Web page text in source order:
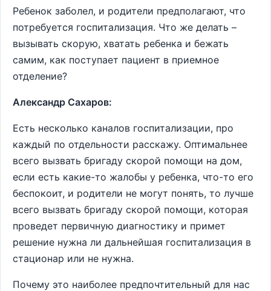
Ребенок заболел, и родители предполагают, что
потребуется госпитализация. Что же делать –
вызывать скорую, хватать ребенка и бежать
самим, как поступает пациент в приемное
отделение?
Александр Сахаров:
Есть несколько каналов госпитализации, про
каждый по отдельности расскажу. Оптимальнее
всего вызвать бригаду скорой помощи на дом,
если есть какие-то жалобы у ребенка, что-то его
беспокоит, и родители не могут понять, то лучше
всего вызвать бригаду скорой помощи, которая
проведет первичную диагностику и примет
решение нужна ли дальнейшая госпитализация в
стационар или не нужна.
Почему это наиболее предпочтительный для нас